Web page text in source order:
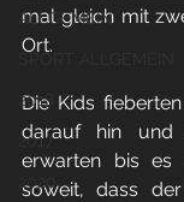
ALLGEMEIN
2018
2017
2020
mal gleich mit
Ort.
Die Kids
darauf hin und
erwarten bis es
soweit, dass